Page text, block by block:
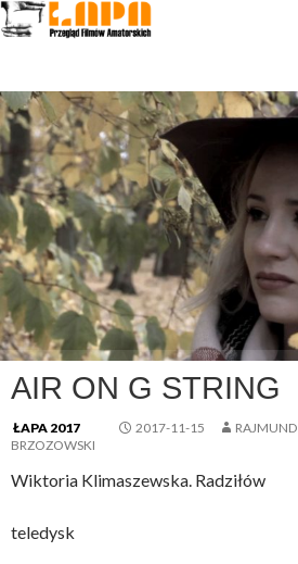
DO
TREŚCI
AIR ON G STRING
ŁAPA 2017 2017-11-15
RAJMUND
BRZOZOWSKI
Wiktoria Klimaszewska. Radziłów
teledysk